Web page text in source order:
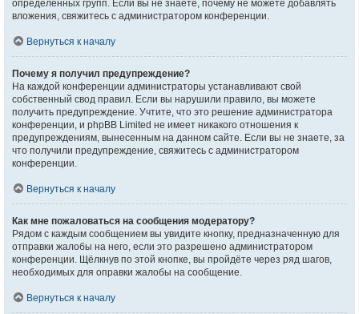
определённых групп. Если вы не знаете, почему не можете добавлять
вложения, свяжитесь с администратором конференции.
Вернуться к началу
Почему я получил предупреждение?
На каждой конференции администраторы устанавливают свой
собственный свод правил. Если вы нарушили правило, вы можете
получить предупреждение. Учтите, что это решение администратора
конференции, и phpBB Limited не имеет никакого отношения к
предупреждениям, вынесенным на данном сайте. Если вы не знаете, за
что получили предупреждение, свяжитесь с администратором
конференции.
Вернуться к началу
Как мне пожаловаться на сообщения модератору?
Рядом с каждым сообщением вы увидите кнопку, предназначенную для
отправки жалобы на него, если это разрешено администратором
конференции. Щёлкнув по этой кнопке, вы пройдёте через ряд шагов,
необходимых для оправки жалобы на сообщение.
Вернуться к началу